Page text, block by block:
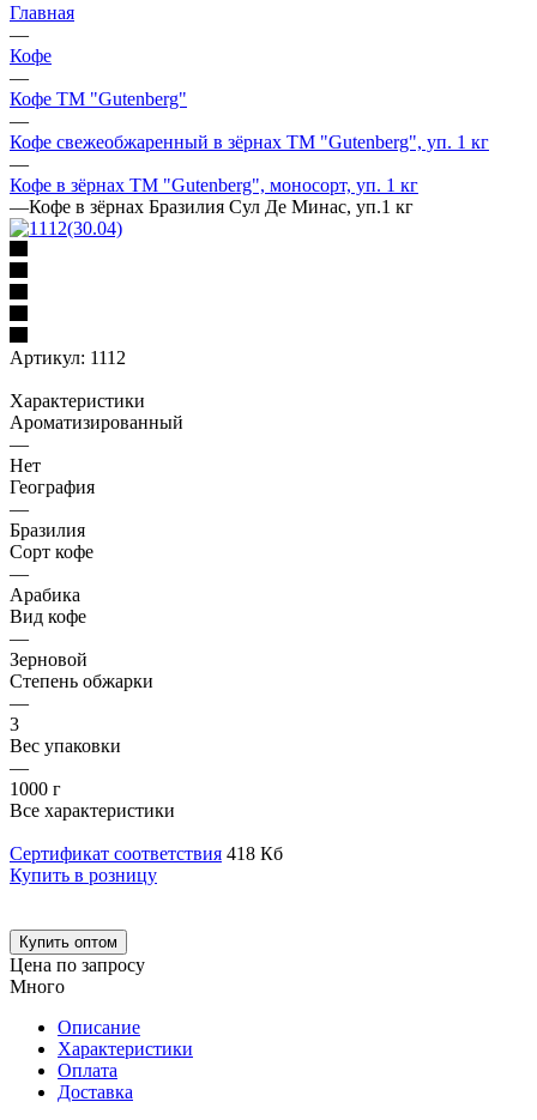
Главная
—
Кофе
—
Кофе ТМ "Gutenberg"
—
Кофе свежеобжаренный в зёрнах ТМ "Gutenberg", уп. 1 кг
—
Кофе в зёрнах ТМ "Gutenberg", моносорт, уп. 1 кг
—Кофе в зёрнах Бразилия Сул Де Минас, уп.1 кг
Артикул: 1112
Характеристики
Ароматизированный
—
Нет
География
—
Бразилия
Сорт кофе
—
Арабика
Вид кофе
—
Зерновой
Степень обжарки
—
3
Вес упаковки
—
1000 г
Все характеристики
Сертификат соответствия 418 Кб
Купить в розницу
Купить оптом
Цена по запросу
Много
Описание
Характеристики
Оплата
Доставка